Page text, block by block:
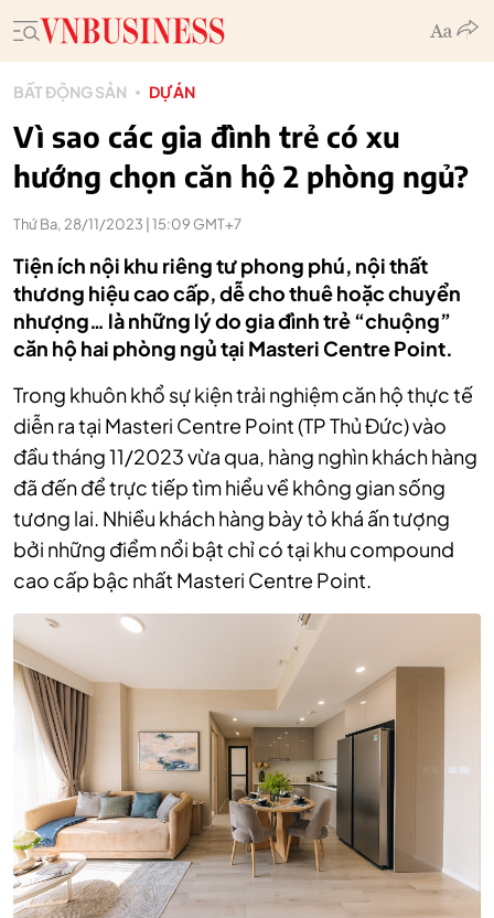
BẤT ĐỘNG SẢN DỰ ÁN
Vì sao các gia đình trẻ có xu
hướng chọn căn hộ 2 phòng ngủ?
Thứ Ba, 28/11/2023 | 15:09 GMT+7
Tiện ích nội khu riêng tư phong phú, nội thất
thương hiệu cao cấp, dễ cho thuê hoặc chuyển
nhượng… là những lý do gia đình trẻ “chuộng”
căn hộ hai phòng ngủ tại Masteri Centre Point.
Trong khuôn khổ sự kiện trải nghiệm căn hộ thực tế
diễn ra tại Masteri Centre Point (TP Thủ Đức) vào
đầu tháng 11/2023 vừa qua, hàng nghìn khách hàng
đã đến để trực tiếp tìm hiểu về không gian sống
tương lai. Nhiều khách hàng bày tỏ khá ấn tượng
bởi những điểm nổi bật chỉ có tại khu compound
cao cấp bậc nhất Masteri Centre Point.